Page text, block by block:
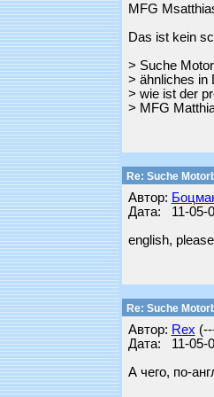
MFG
Das ist kein
> Suche
> ähnliches in
> wie ist der
> MFG
Re: Suche
Автор:
Дата: 11-05-
english, please
Re: Suche
Автор: Rex
Дата: 11-05-
А чего, по-